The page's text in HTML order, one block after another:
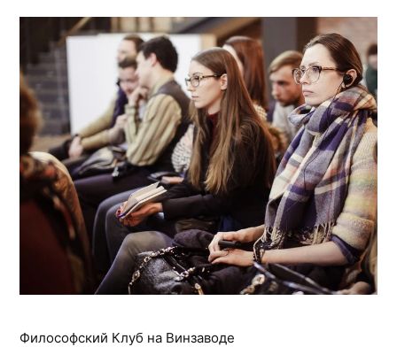
Философский Клуб на Винзаводе